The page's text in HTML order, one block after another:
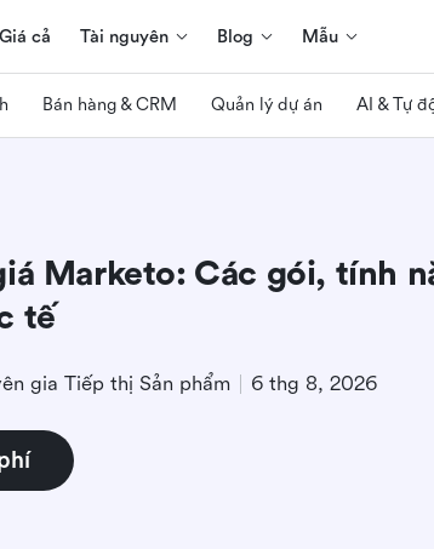
Giá cả Tài nguyên Blog Mẫu
Bán hàng & CRM Quản lý dự án AI & Tự
Marketo: Các gói, tính
tế
gia Tiếp thị Sản phẩm 6 thg 8, 2026